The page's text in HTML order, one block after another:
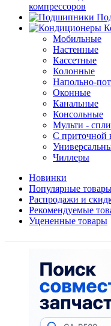
компрессоров
Мобильные
Настенные
Кассетные
Колонные
Напольно-
Оконные
Канальные
Консольные
Мульти -
С приточной
Чиллеры
Новинки
Популярные
Распродажи и
Рекомендуемые
Уцененные товары